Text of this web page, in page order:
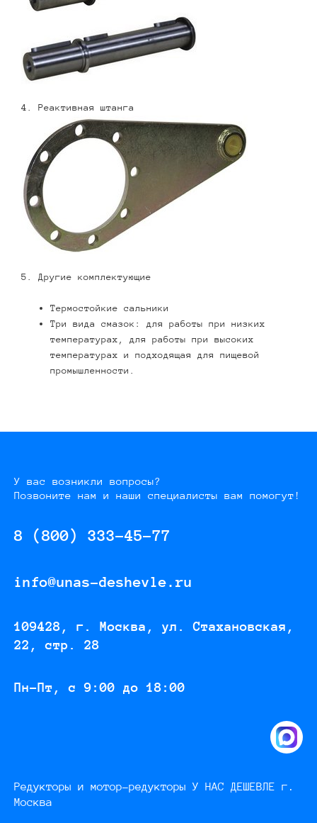
4. Реактивная штанга
5. Другие комплектующие
Термостойкие сальники
Три вида смазок: для работы при низких
температурах, для работы при высоких
температурах и подходящая для пищевой
промышленности.
У вас возникли вопросы?
Позвоните нам и наши специалисты вам помогут!
8 (800) 333-45-77
info@unas-deshevle.ru
109428, г. Москва, ул. Стахановская,
22, стр. 28
Пн-Пт, с 9:00 до 18:00
Редукторы и мотор-редукторы У НАС ДЕШЕВЛЕ г.
Москва